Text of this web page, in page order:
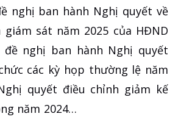
nghị ban hành Nghị quyết về
sát năm 2025 của HĐND
nghị ban hành Nghị quyết
các kỳ họp thường lệ năm
quyết điều chỉnh giảm kế
năm 2024…